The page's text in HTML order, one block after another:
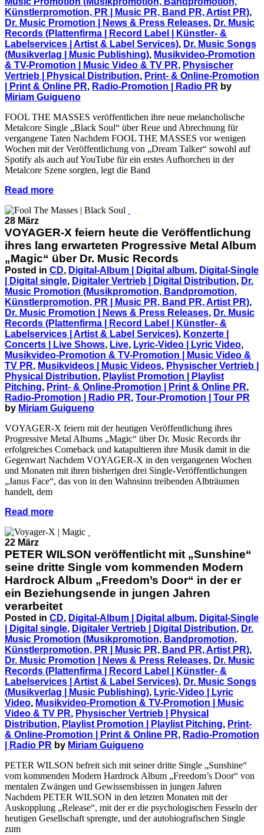
Künstlerpromotion, PR | Music PR, Band PR, Artist PR),
Dr. Music Promotion | News & Press Releases, Dr. Music
Records (Plattenfirma | Record Label | Künstler- &
Labelservices | Artist & Label Services), Dr. Music Songs
(Musikverlag | Music Publishing), Musikvideo-Promotion
& TV-Promotion | Music Video & TV PR, Physischer
Vertrieb | Physical Distribution, Print- & Online-Promotion
| Print & Online PR, Radio-Promotion | Radio PR by
Miriam Guigueno
FOOL THE MASSES veröffentlichen ihre neue melancholische
Metalcore Single „Black Soul“ über Reue und Abrechnung für
vergangene Taten Nachdem FOOL THE MASSES vor wenigen
Wochen mit der Veröffentlichung von „Dream Talker“ sowohl auf
Spotify als auch auf YouTube für ein erstes Aufhorchen in der
Metalcore Szene sorgten, legt die Band
Read more
28 März
VOYAGER-X feiern heute die Veröffentlichung
ihres lang erwarteten Progressive Metal Album
„Magic“ über Dr. Music Records
Posted in CD, Digital-Album | Digital album, Digital-Single
| Digital single, Digitaler Vertrieb | Digital Distribution, Dr.
Music Promotion (Musikpromotion, Bandpromotion,
Künstlerpromotion, PR | Music PR, Band PR, Artist PR),
Dr. Music Promotion | News & Press Releases, Dr. Music
Records (Plattenfirma | Record Label | Künstler- &
Labelservices | Artist & Label Services), Konzerte |
Concerts | Live Shows, Live, Lyric-Video | Lyric Video,
Musikvideo-Promotion & TV-Promotion | Music Video &
TV PR, Musikvideos | Music Videos, Physischer Vertrieb |
Physical Distribution, Playlist Promotion | Playlist
Pitching, Print- & Online-Promotion | Print & Online PR,
Radio-Promotion | Radio PR, Tour-Promotion | Tour PR
by Miriam Guigueno
VOYAGER-X feiern mit der heutigen Veröffentlichung ihres
Progressive Metal Albums „Magic“ über Dr. Music Records ihr
erfolgreiches Comeback und katapultieren ihre Musik damit in die
Gegenwart Nachdem VOYAGER-X in den vergangenen Wochen
und Monaten mit ihren bisherigen drei Single-Veröffentlichungen
„Janus Face“, das von in den Wahnsinn treibenden Albträumen
handelt, dem
Read more
22 März
PETER WILSON veröffentlicht mit „Sunshine“
seine dritte Single vom kommenden Modern
Hardrock Album „Freedom’s Door“ in der er
ein Beziehungsende in jungen Jahren
verarbeitet
Posted in CD, Digital-Album | Digital album, Digital-Single
| Digital single, Digitaler Vertrieb | Digital Distribution, Dr.
Music Promotion (Musikpromotion, Bandpromotion,
Künstlerpromotion, PR | Music PR, Band PR, Artist PR),
Dr. Music Promotion | News & Press Releases, Dr. Music
Records (Plattenfirma | Record Label | Künstler- &
Labelservices | Artist & Label Services), Dr. Music Songs
(Musikverlag | Music Publishing), Lyric-Video | Lyric
Video, Musikvideo-Promotion & TV-Promotion | Music
Video & TV PR, Physischer Vertrieb | Physical
Distribution, Playlist Promotion | Playlist Pitching, Print-
& Online-Promotion | Print & Online PR, Radio-Promotion
| Radio PR by Miriam Guigueno
PETER WILSON befreit sich mit seiner dritte Single „Sunshine“
vom kommenden Modern Hardrock Album „Freedom’s Door“ von
mentalen Zwängen und Gewissensbissen in jungen Jahren
Nachdem PETER WILSON in den letzten Monaten mit der
Auskopplung „Release“, mit der er die psychologischen Fesseln der
heutigen Gesellschaft sprengte, und der autobiografischen Single
zum